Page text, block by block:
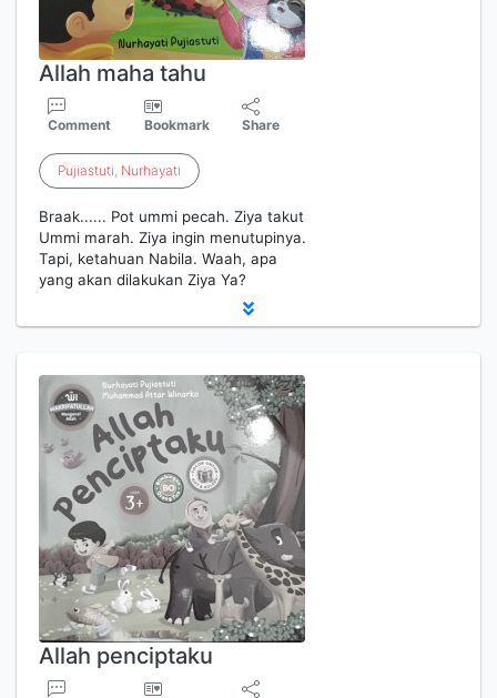
Allah maha tahu
Comment Bookmark Share
Pujiastuti, Nurhayati
Braak...... Pot ummi pecah. Ziya takut
Ummi marah. Ziya ingin menutupinya.
Tapi, ketahuan Nabila. Waah, apa
yang akan dilakukan Ziya Ya?
Allah penciptaku